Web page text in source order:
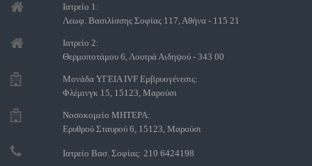
Ιατρείο 1:
Λεωφ. Βασιλίσσης Σοφίας 117, Αθήνα - 115 21
Ιατρείο 2:
Θερμοποτάμου 6, Λουτρά Αιδηψού - 343 00
Μονάδα ΥΓΕΙΑ IVF Εμβρυογένεσις:
Φλέμινγκ 15, 15123, Μαρούσι
Νοσοκομείο ΜΗΤΕΡΑ:
Ερυθρού Σταυρού 6, 15123, Μαρούσι
Ιατρείο Βασ. Σοφίας: 210 6424198